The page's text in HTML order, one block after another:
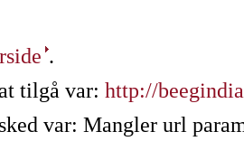
.
tilgå var: http://
var: Mangler url